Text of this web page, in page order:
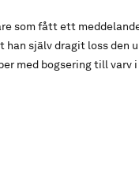
som fått ett
själv dragit loss den
med bogsering till varv